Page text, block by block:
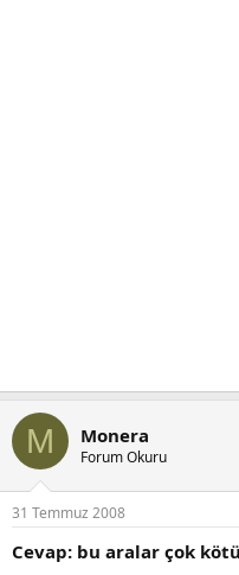
M Monera
Forum Okuru
31 Temmuz 2008
Cevap: bu aralar çok